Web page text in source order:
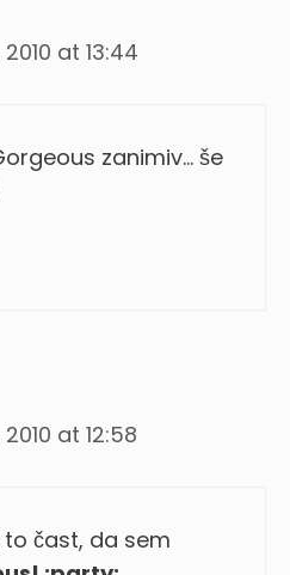
at 13:44
zanimiv… še
at 12:58
čast, da sem